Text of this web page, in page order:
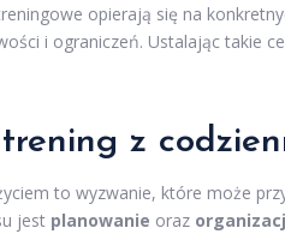
opierają się na
i ograniczeń. Ustalając takie
z
to wyzwanie, które może
jest planowanie oraz